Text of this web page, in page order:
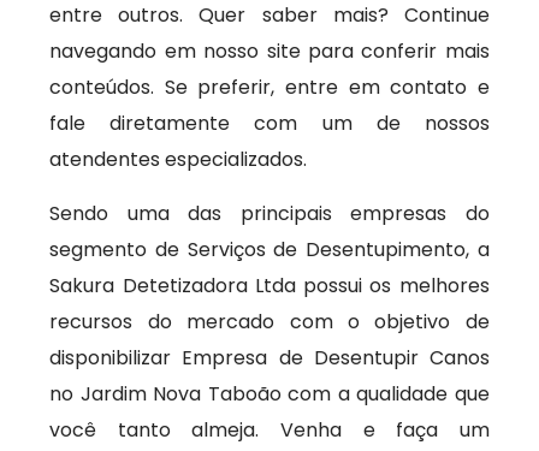
entre outros. Quer saber mais? Continue
navegando em nosso site para conferir mais
conteúdos. Se preferir, entre em contato e
fale diretamente com um de nossos
atendentes especializados.
Sendo uma das principais empresas do
segmento de Serviços de Desentupimento, a
Sakura Detetizadora Ltda possui os melhores
recursos do mercado com o objetivo de
disponibilizar Empresa de Desentupir Canos
no Jardim Nova Taboão com a qualidade que
você tanto almeja. Venha e faça um